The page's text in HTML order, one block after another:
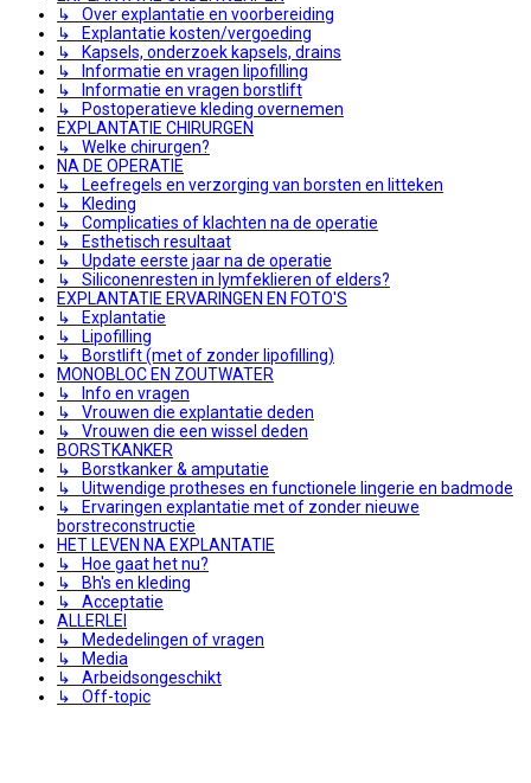
↳ Over explantatie en voorbereiding
↳ Explantatie kosten/vergoeding
↳ Kapsels, onderzoek kapsels, drains
↳ Informatie en vragen lipofilling
↳ Informatie en vragen borstlift
↳ Postoperatieve kleding overnemen
EXPLANTATIE CHIRURGEN
↳ Welke chirurgen?
NA DE OPERATIE
↳ Leefregels en verzorging van borsten en litteken
↳ Kleding
↳ Complicaties of klachten na de operatie
↳ Esthetisch resultaat
↳ Update eerste jaar na de operatie
↳ Siliconenresten in lymfeklieren of elders?
EXPLANTATIE ERVARINGEN EN FOTO'S
↳ Explantatie
↳ Lipofilling
↳ Borstlift (met of zonder lipofilling)
MONOBLOC EN ZOUTWATER
↳ Info en vragen
↳ Vrouwen die explantatie deden
↳ Vrouwen die een wissel deden
BORSTKANKER
↳ Borstkanker & amputatie
↳ Uitwendige protheses en functionele lingerie en badmode
↳ Ervaringen explantatie met of zonder nieuwe
borstreconstructie
HET LEVEN NA EXPLANTATIE
↳ Hoe gaat het nu?
↳ Bh's en kleding
↳ Acceptatie
ALLERLEI
↳ Mededelingen of vragen
↳ Media
↳ Arbeidsongeschikt
↳ Off-topic